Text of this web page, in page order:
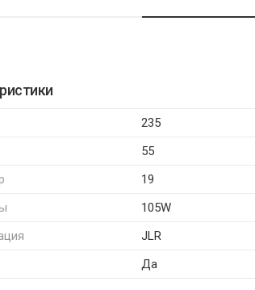
235
55
19
105W
JLR
Да